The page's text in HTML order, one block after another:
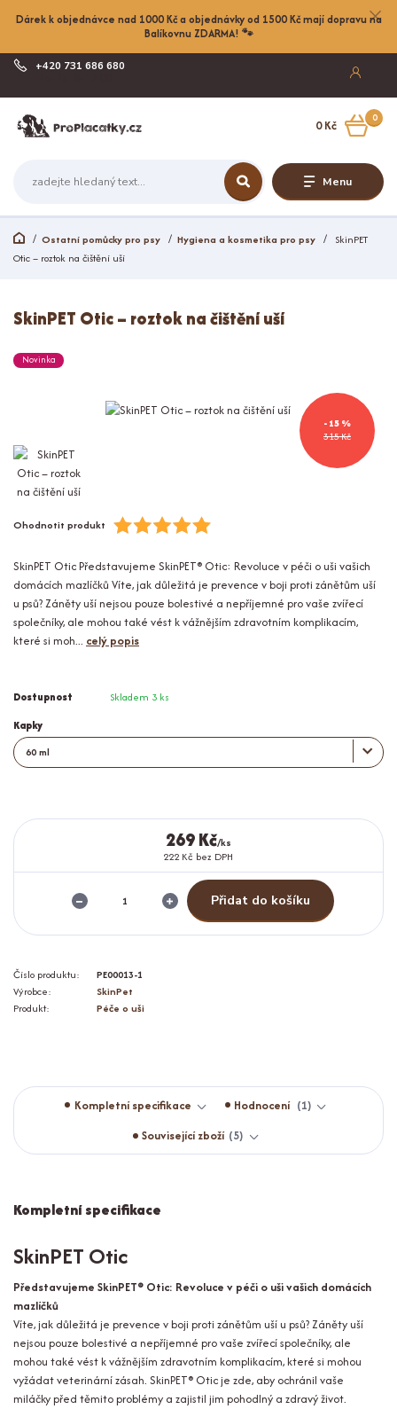
Dárek k objednávce nad 1000 Kč a objednávky od 1500 Kč mají dopravu na
Balíkovnu ZDARMA! 🐾
Menu
+420 731 686 680
0
0 Kč
Ostatní pomůcky pro psy Hygiena a kosmetika pro psy
SkinPET
Otic – roztok na čištění uší
SkinPET Otic – roztok na čištění uší
Novinka
315 Kč
- 15 %
Ohodnotit produkt
SkinPET Otic Představujeme SkinPET® Otic: Revoluce v péči o uši vašich
domácích mazlíčků Víte, jak důležitá je prevence v boji proti zánětům uší
u psů? Záněty uší nejsou pouze bolestivé a nepříjemné pro vaše zvířecí
společníky, ale mohou také vést k vážnějším zdravotním komplikacím,
které si moh... celý popis
Dostupnost Skladem 3 ks
Kapky
269 Kč/ks
222 Kč bez DPH
Přidat do košíku
Číslo produktu:
PE00013-1
Výrobce:
SkinPet
Produkt:
Péče o uši
Kompletní specifikace Hodnocení
1
Související zboží 5
Kompletní specifikace
SkinPET Otic
Představujeme SkinPET® Otic: Revoluce v péči o uši vašich domácích
mazlíčků
Víte, jak důležitá je prevence v boji proti zánětům uší u psů? Záněty uší
nejsou pouze bolestivé a nepříjemné pro vaše zvířecí společníky, ale
mohou také vést k vážnějším zdravotním komplikacím, které si mohou
vyžádat veterinární zásah. SkinPET® Otic je zde, aby ochránil vaše
miláčky před těmito problémy a zajistil jim pohodlný a zdravý život.